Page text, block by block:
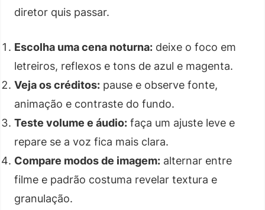
diretor quis passar.
Escolha uma cena noturna: deixe o foco em
letreiros, reflexos e tons de azul e magenta.
Veja os créditos: pause e observe fonte,
animação e contraste do fundo.
Teste volume e áudio: faça um ajuste leve e
repare se a voz fica mais clara.
Compare modos de imagem: alternar entre
filme e padrão costuma revelar textura e
granulação.